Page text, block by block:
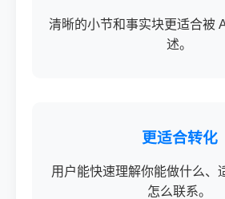
清晰的小节和事实块更适合被
述。
更适合转化
用户能快速理解你能做什么、
怎么联系。